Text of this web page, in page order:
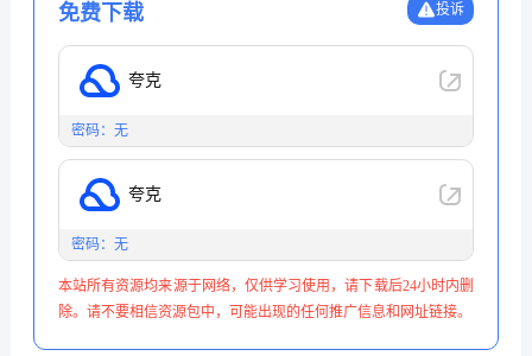
免费下载 投诉
夸克
密码：无
夸克
密码：无
本站所有资源均来源于网络，仅供学习使用，请下载后24小时内删
除。请不要相信资源包中，可能出现的任何推广信息和网址链接。